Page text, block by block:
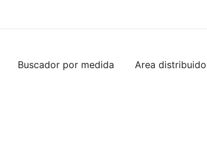
Buscador por medida Area